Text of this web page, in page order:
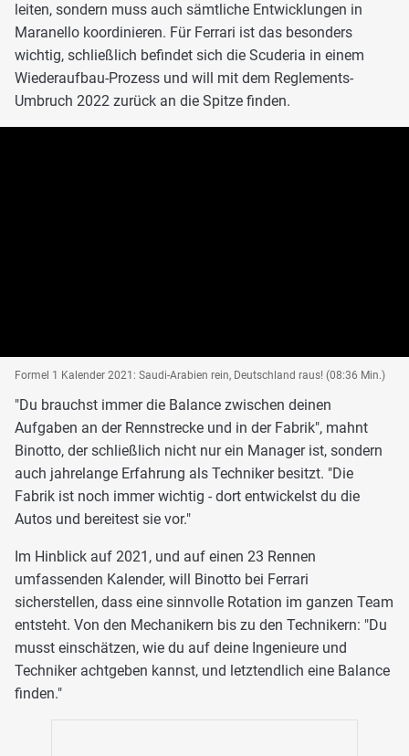
leiten, sondern muss auch sämtliche Entwicklungen in
Maranello koordinieren. Für Ferrari ist das besonders
wichtig, schließlich befindet sich die Scuderia in einem
Wiederaufbau-Prozess und will mit dem Reglements-
Umbruch 2022 zurück an die Spitze finden.
Formel 1 Kalender 2021: Saudi-Arabien rein, Deutschland raus! (08:36 Min.)
"Du brauchst immer die Balance zwischen deinen
Aufgaben an der Rennstrecke und in der Fabrik", mahnt
Binotto, der schließlich nicht nur ein Manager ist, sondern
auch jahrelange Erfahrung als Techniker besitzt. "Die
Fabrik ist noch immer wichtig - dort entwickelst du die
Autos und bereitest sie vor."
Im Hinblick auf 2021, und auf einen 23 Rennen
umfassenden Kalender, will Binotto bei Ferrari
sicherstellen, dass eine sinnvolle Rotation im ganzen Team
entsteht. Von den Mechanikern bis zu den Technikern: "Du
musst einschätzen, wie du auf deine Ingenieure und
Techniker achtgeben kannst, und letztendlich eine Balance
finden."